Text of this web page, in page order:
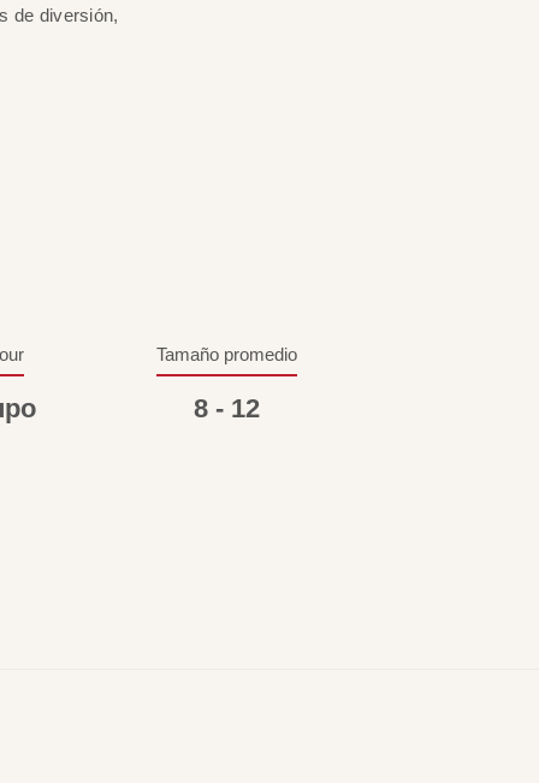
de diversión,
Tamaño promedio
8 - 12